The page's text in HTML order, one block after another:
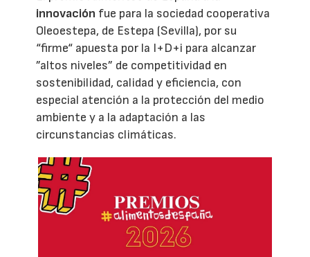
innovación fue para la sociedad cooperativa
Oleoestepa, de Estepa (Sevilla), por su
“firme“ apuesta por la I+D+i para alcanzar
”altos niveles” de competitividad en
sostenibilidad, calidad y eficiencia, con
especial atención a la protección del medio
ambiente y a la adaptación a las
circunstancias climáticas.